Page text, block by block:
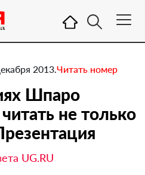
2013.Читать номер
Шпаро
не только
UG.RU